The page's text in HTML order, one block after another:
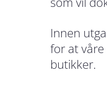
Innen
for at
butikker.